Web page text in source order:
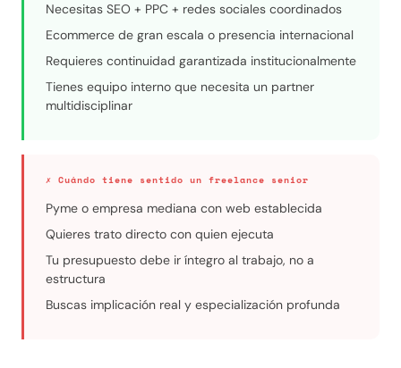
Necesitas SEO + PPC + redes sociales coordinados
Ecommerce de gran escala o presencia internacional
Requieres continuidad garantizada institucionalmente
Tienes equipo interno que necesita un partner
multidisciplinar
✗ Cuándo tiene sentido un freelance senior
Pyme o empresa mediana con web establecida
Quieres trato directo con quien ejecuta
Tu presupuesto debe ir íntegro al trabajo, no a
estructura
Buscas implicación real y especialización profunda